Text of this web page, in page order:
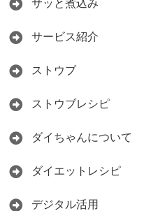
サッと煮込み
サービス紹介
ストウブ
ストウブレシピ
ダイちゃんについて
ダイエットレシピ
デジタル活用